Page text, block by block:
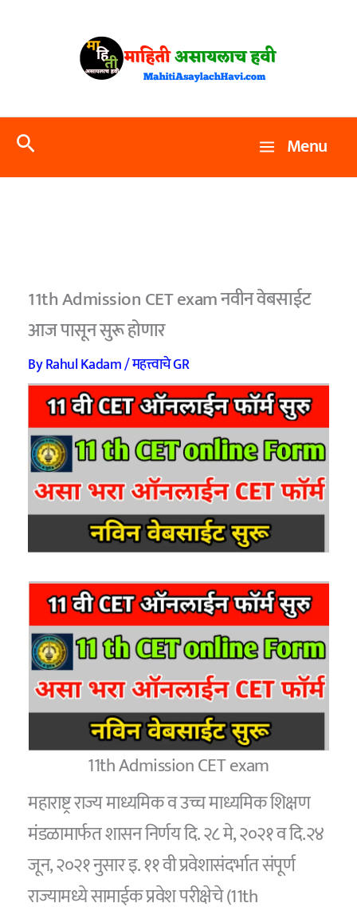
Search Menu
11th Admission CET exam नवीन वेबसाईट
आज पासून सुरू होणार
ByRahul Kadam/महत्त्वाचे GR
11th Admission CET exam
महाराष्ट्र राज्य माध्यमिक व उच्च माध्यमिक शिक्षण
मंडळामार्फत शासन निर्णय दि. २८ मे, २०२१ व दि.२४
जून, २०२१ नुसार इ. ११ वी प्रवेशासंदर्भात संपूर्ण
राज्यामध्ये सामाईक प्रवेश परीक्षेचे (11th